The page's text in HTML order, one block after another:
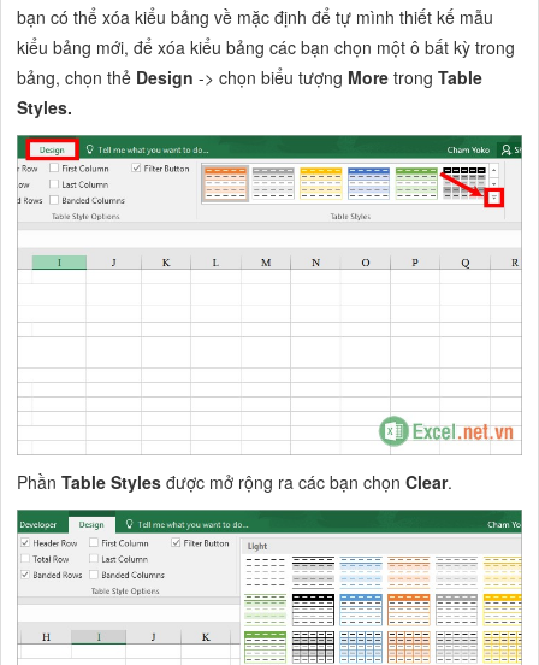
bạn có thể xóa kiểu bảng về mặc định để tự mình thiết kế mẫu
kiểu bảng mới, để xóa kiểu bảng các bạn chọn một ô bất kỳ trong
bảng, chọn thẻ Design -> chọn biểu tượng More trongTable
Styles.
PhầnTable Styles được mở rộng ra các bạn chọnClear.